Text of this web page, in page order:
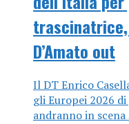
D’Amato out
Il DT Enrico
gli Europei 2026
andranno in scena